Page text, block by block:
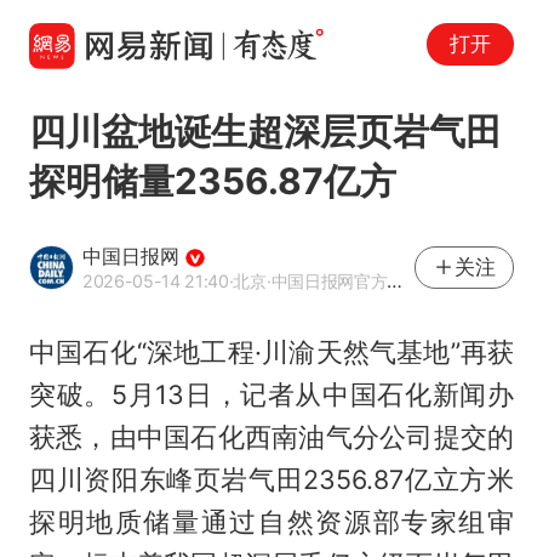
打开
四川盆地诞生超深层页岩气田
探明储量2356.87亿方
中国日报网
2026-05-14 21:40·北京·中国日报网官方网易号
关注
中国石化“深地工程·川渝天然气基地”再获
突破。5月13日，记者从中国石化新闻办
获悉，由中国石化西南油气分公司提交的
四川资阳东峰页岩气田2356.87亿立方米
探明地质储量通过自然资源部专家组审